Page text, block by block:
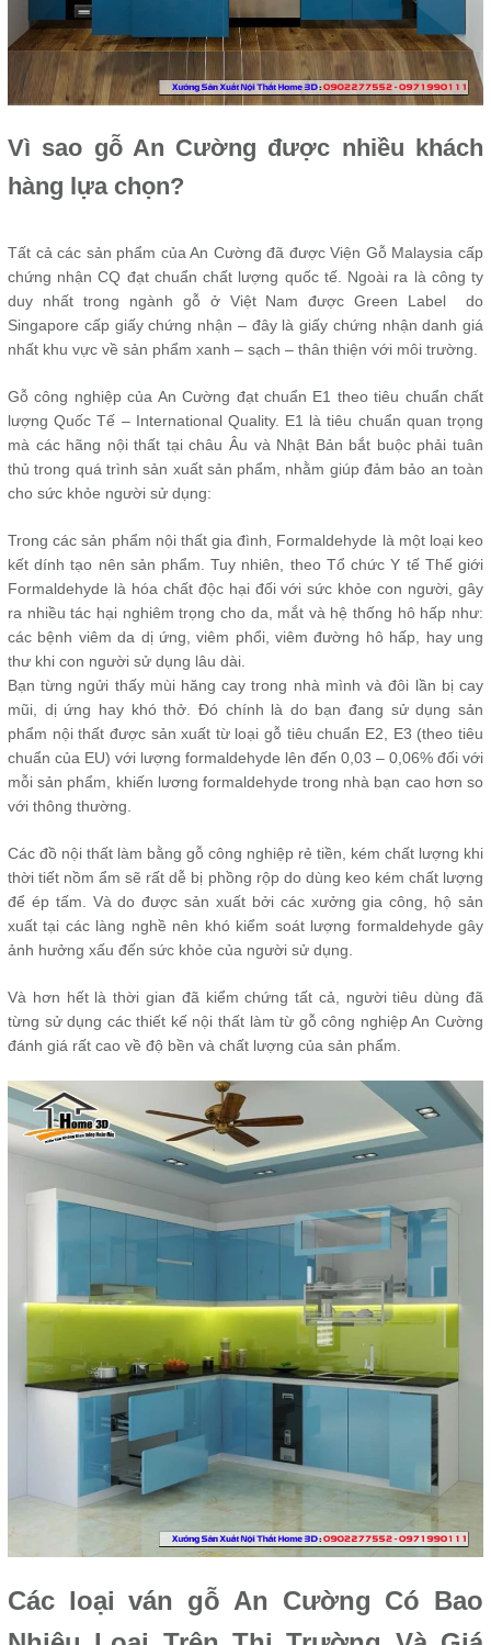
Vì sao gỗ An Cường được nhiều khách
hàng lựa chọn?
Tất cả các sản phẩm của An Cường đã được Viện Gỗ Malaysia cấp
chứng nhận CQ đạt chuẩn chất lượng quốc tế. Ngoài ra là công ty
duy nhất trong ngành gỗ ở Việt Nam được Green Label do
Singapore cấp giấy chứng nhận – đây là giấy chứng nhận danh giá
nhất khu vực về sản phẩm xanh – sạch – thân thiện với môi trường.
Gỗ công nghiệp của An Cường đạt chuẩn E1 theo tiêu chuẩn chất
lượng Quốc Tế – International Quality. E1 là tiêu chuẩn quan trọng
mà các hãng nội thất tại châu Âu và Nhật Bản bắt buộc phải tuân
thủ trong quá trình sản xuất sản phẩm, nhằm giúp đảm bảo an toàn
cho sức khỏe người sử dụng:
Trong các sản phẩm nội thất gia đình, Formaldehyde là một loại keo
kết dính tạo nên sản phẩm. Tuy nhiên, theo Tổ chức Y tế Thế giới
Formaldehyde là hóa chất độc hại đối với sức khỏe con người, gây
ra nhiều tác hại nghiêm trọng cho da, mắt và hệ thống hô hấp như:
các bệnh viêm da dị ứng, viêm phổi, viêm đường hô hấp, hay ung
thư khi con người sử dụng lâu dài.
Bạn từng ngửi thấy mùi hăng cay trong nhà mình và đôi lần bị cay
mũi, dị ứng hay khó thở. Đó chính là do bạn đang sử dụng sản
phẩm nội thất được sản xuất từ loại gỗ tiêu chuẩn E2, E3 (theo tiêu
chuẩn của EU) với lượng formaldehyde lên đến 0,03 – 0,06% đối với
mỗi sản phẩm, khiến lương formaldehyde trong nhà bạn cao hơn so
với thông thường.
Các đồ nội thất làm bằng gỗ công nghiệp rẻ tiền, kém chất lượng khi
thời tiết nồm ẩm sẽ rất dễ bị phồng rộp do dùng keo kém chất lượng
để ép tấm. Và do được sản xuất bởi các xưởng gia công, hộ sản
xuất tại các làng nghề nên khó kiểm soát lượng formaldehyde gây
ảnh hưởng xấu đến sức khỏe của người sử dụng.
Và hơn hết là thời gian đã kiểm chứng tất cả, người tiêu dùng đã
từng sử dụng các thiết kế nội thất làm từ gỗ công nghiệp An Cường
đánh giá rất cao về độ bền và chất lượng của sản phẩm.
Các loại ván gỗ An Cường Có Bao